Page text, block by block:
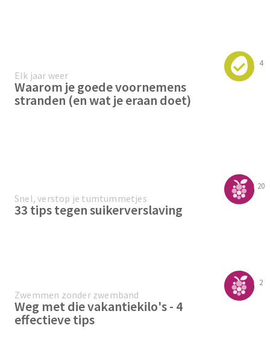
4
Elk jaar weer
Waarom je goede voornemens
stranden (en wat je eraan doet)
20
Snel, verstop je tumtummetjes
33 tips tegen suikerverslaving
2
Zwemmen zonder zwemband
Weg met die vakantiekilo's - 4
effectieve tips